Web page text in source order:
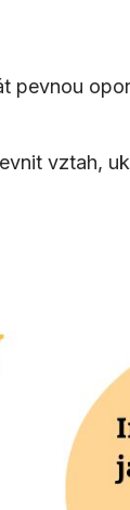
pevnou
vztah,